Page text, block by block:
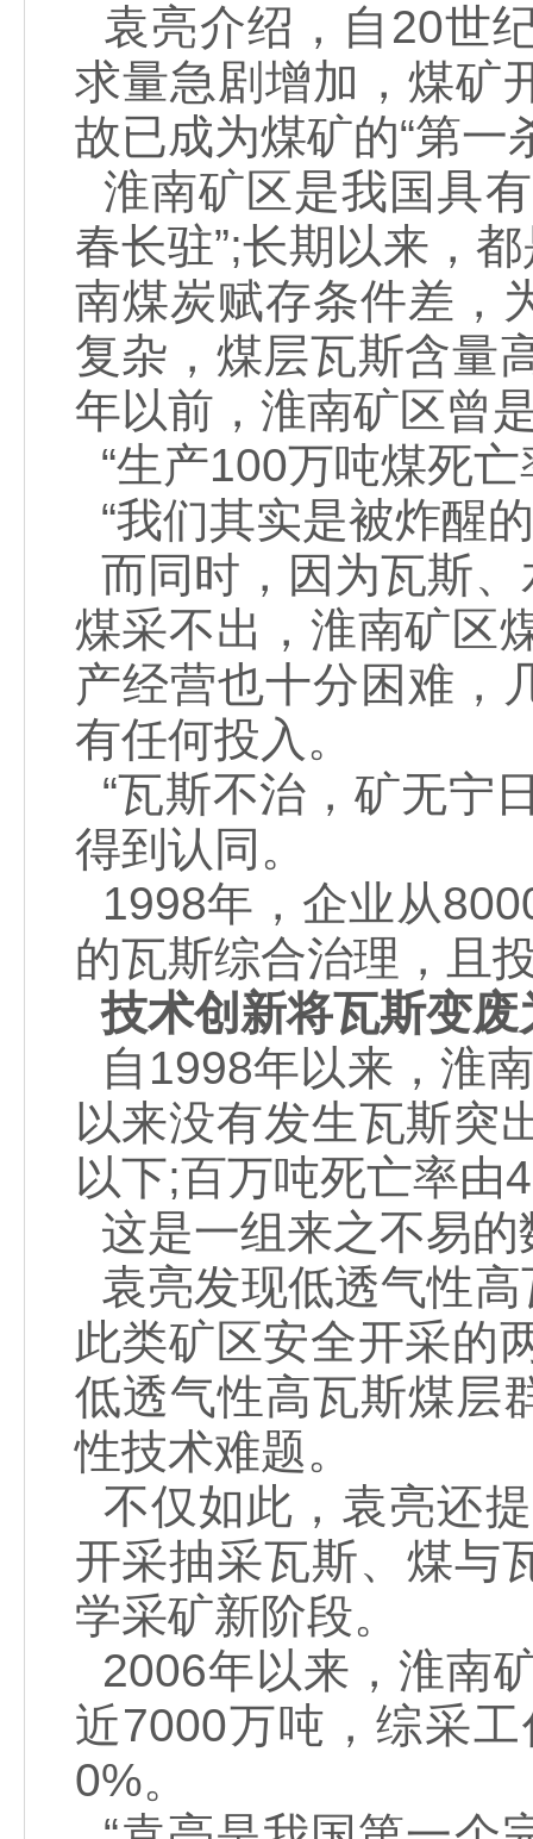
袁亮介绍，自20世
求量急剧增加，煤矿
故已成为煤矿的“第一
淮南矿区是我国具
春长驻”;长期以来，
南煤炭赋存条件差，
复杂，煤层瓦斯含量
年以前，淮南矿区曾
“生产100万吨煤死
“我们其实是被炸醒
而同时，因为瓦斯
煤采不出，淮南矿区
产经营也十分困难，
有任何投入。
“瓦斯不治，矿无宁
得到认同。
1998年，企业从
的瓦斯综合治理，且
技术创新将瓦斯变废
自1998年以来，淮
以来没有发生瓦斯突
以下;百万吨死亡率由
这是一组来之不易的
袁亮发现低透气性
此类矿区安全开采的
低透气性高瓦斯煤层
性技术难题。
不仅如此，袁亮还
开采抽采瓦斯、煤与
学采矿新阶段。
2006年以来，淮南
近7000万吨，综采
0%。